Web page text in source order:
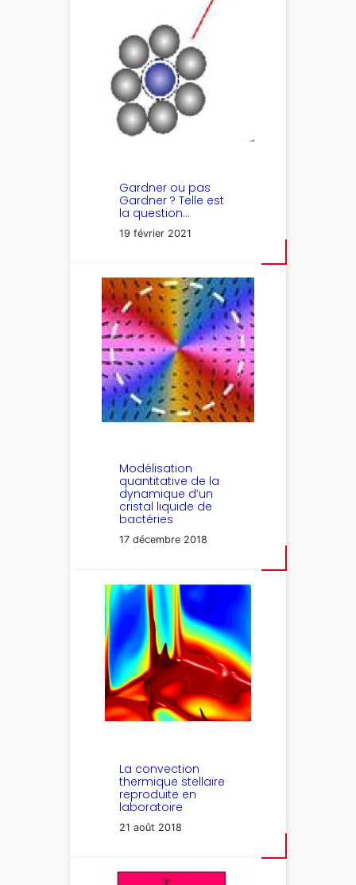
Gardner ou pas
Gardner ? Telle est
la question…
19 février 2021
Modélisation
quantitative de la
dynamique d’un
cristal liquide de
bactéries
17 décembre 2018
La convection
thermique stellaire
reproduite en
laboratoire
21 août 2018